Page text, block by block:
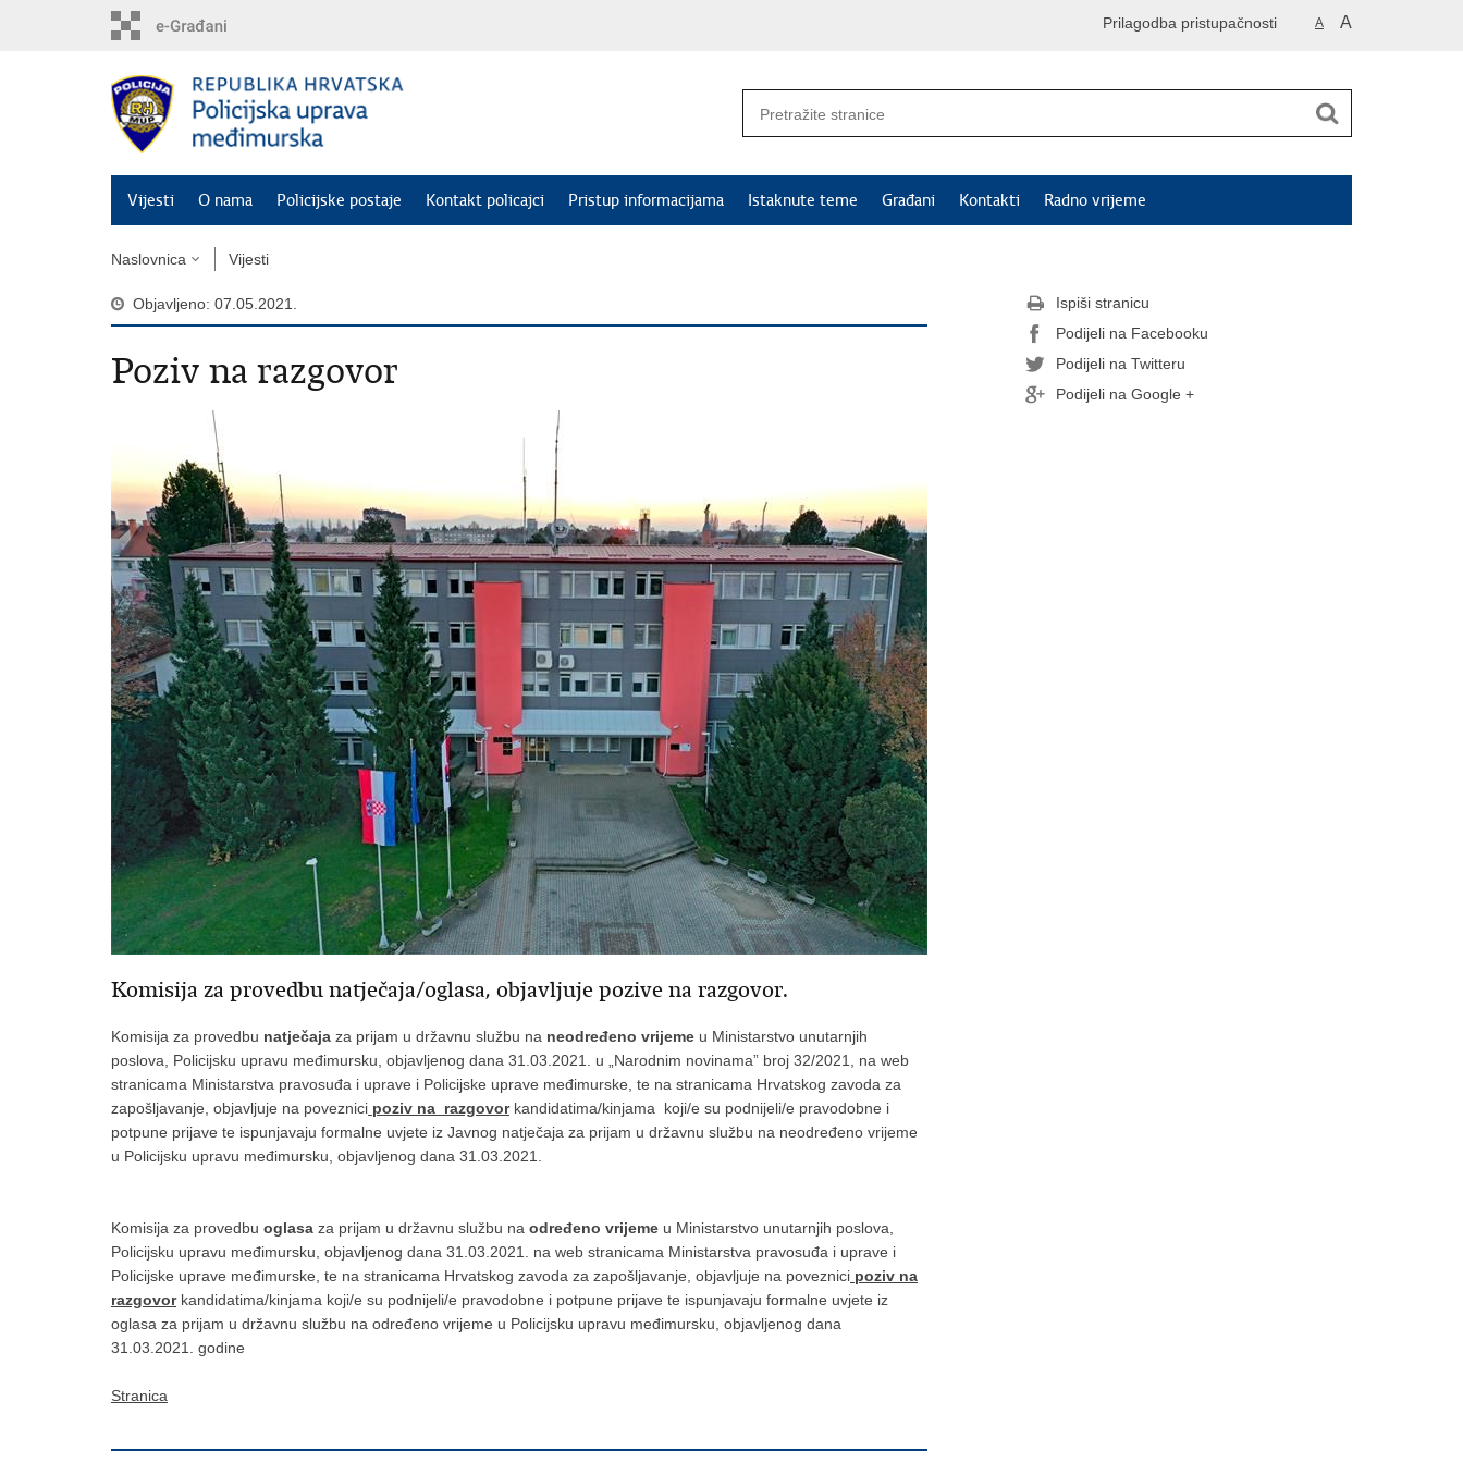
A A
Prilagodba pristupačnosti
Vijesti O nama Policijske postaje Kontakt policajci Pristup informacijama Istaknute teme Građani Kontakti Radno vrijeme
Naslovnica Vijesti
Objavljeno: 07.05.2021.
Poziv na razgovor
Komisija za provedbu natječaja/oglasa, objavljuje pozive na razgovor.
Komisija za provedbu natječaja za prijam u državnu službu na neodređeno vrijeme u Ministarstvo unutarnjih
poslova, Policijsku upravu međimursku, objavljenog dana 31.03.2021. u „Narodnim novinama” broj 32/2021, na web
stranicama Ministarstva pravosuđa i uprave i Policijske uprave međimurske, te na stranicama Hrvatskog zavoda za
zapošljavanje, objavljuje na poveznici poziv na razgovor kandidatima/kinjama
koji/e su podnijeli/e pravodobne i
potpune prijave te ispunjavaju formalne uvjete iz Javnog natječaja za prijam u državnu službu na neodređeno vrijeme
u Policijsku upravu međimursku, objavljenog dana 31.03.2021.
Komisija za provedbu oglasa za prijam u državnu službu na određeno vrijeme u Ministarstvo unutarnjih poslova,
Policijsku upravu međimursku, objavljenog dana 31.03.2021. na web stranicama Ministarstva pravosuđa i uprave i
Policijske uprave međimurske, te na stranicama Hrvatskog zavoda za zapošljavanje, objavljuje na poveznici poziv na
razgovor kandidatima/kinjama koji/e su podnijeli/e pravodobne i potpune prijave te ispunjavaju formalne uvjete iz
oglasa za prijam u državnu službu na određeno vrijeme u Policijsku upravu međimursku, objavljenog dana
31.03.2021. godine
Stranica
Ispiši stranicu
Podijeli na Facebooku
Podijeli na Twitteru
Podijeli na Google +